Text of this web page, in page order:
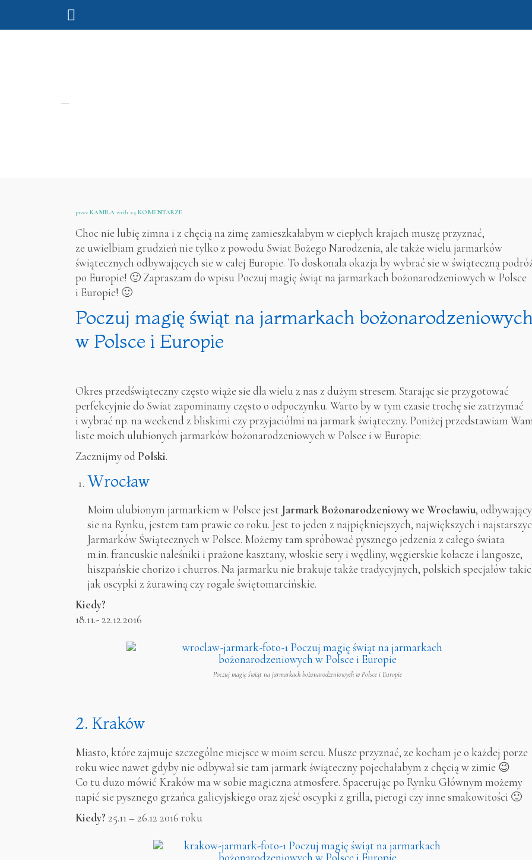
przez KAMILA with 24 KOMENTARZE
Choc nie lubię zimna i z chęcią na zimę zamieszkałabym w ciepłych krajach muszę przyznać,
ze uwielbiam grudzień nie tylko z powodu Swiat Bożego Narodzenia, ale także wielu jarmarków
świątecznych odbywających sie w całej Europie. To doskonala okazja by wybrać sie w świąteczną
po Europie! 🙂 Zapraszam do wpisu Poczuj magię świąt na jarmarkach bożonarodzeniowych w Polsce
i Europie! 🙂
Poczuj magię świąt na jarmarkach
w Polsce i Europie
Okres przedświąteczny często wiąże sie dla wielu z nas z dużym stresem. Starając sie przygotować
perfekcyjnie do Swiat zapominamy często o odpoczynku. Warto by w tym czasie trochę sie zatrzymać
i wybrać np. na weekend z bliskimi czy przyjaciółmi na jarmark świąteczny. Poniżej przedstawiam
liste moich ulubionych jarmarków bożonarodzeniowych w Polsce i w Europie:
Zacznijmy od Polski.
Wrocław
Moim ulubionym jarmarkiem w Polsce jest Jarmark Bożonarodzeniowy we Wrocławiu, odbywający
sie na Rynku, jestem tam prawie co roku. Jest to jeden z najpiękniejszych, największych i
Jarmarków Świątecznych w Polsce. Możemy tam spróbować pysznego jedzenia z całego świata
m.in. francuskie naleśniki i prażone kasztany, włoskie sery i wędliny, węgierskie kołacze i langosze,
hiszpańskie chorizo i churros. Na jarmarku nie brakuje także tradycyjnych, polskich specjałów
jak oscypki z żurawiną czy rogale świętomarcińskie.
Kiedy?
18.11.- 22.12.2016
Poczuj magię świąt na jarmarkach bożonarodzeniowych w Polsce i Europie
2. Kraków
Miasto, które zajmuje szczególne miejsce w moim sercu. Musze przyznać, ze kocham je o każdej porze
roku wiec nawet gdyby nie odbywał sie tam jarmark świąteczny pojechałabym z chęcią w zimie 😉
Co tu duzo mówić Kraków ma w sobie magiczna atmosfere. Spacerując po Rynku Głównym możemy
napić sie pysznego grzańca galicyjskiego oraz zjeść oscypki z grilla, pierogi czy inne smakowitości 🙂
Kiedy? 25.11 – 26.12 2016 roku